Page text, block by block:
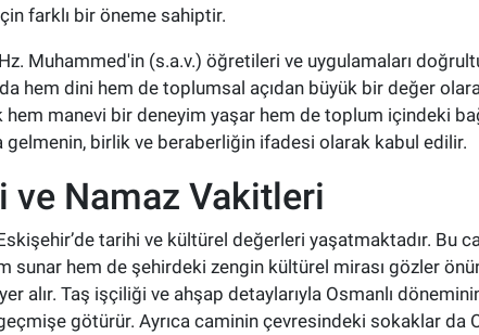
farklı bir öneme sahiptir.
Muhammed'in (s.a.v.) öğretileri ve uygulamaları
hem dini hem de toplumsal açıdan büyük bir değer
manevi bir deneyim yaşar hem de toplum içindeki
birlik ve beraberliğin ifadesi olarak kabul edilir.
ve Namaz Vakitleri
tarihi ve kültürel değerleri yaşatmaktadır. Bu
sunar hem de şehirdeki zengin kültürel mirası gözler
alır. Taş işçiliği ve ahşap detaylarıyla Osmanlı
götürür. Ayrıca caminin çevresindeki sokaklar da